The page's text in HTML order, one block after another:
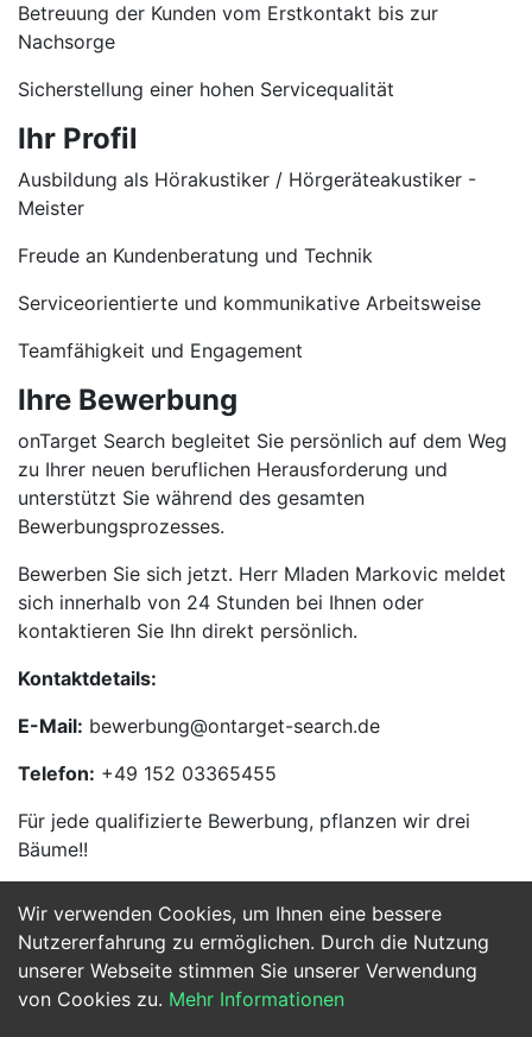
Wir verwenden Cookies, um Ihnen eine bessere
Nutzererfahrung zu ermöglichen. Durch die Nutzung
unserer Webseite stimmen Sie unserer Verwendung
von Cookies zu. Mehr Informationen
Betreuung der Kunden vom Erstkontakt bis zur
Nachsorge
Sicherstellung einer hohen Servicequalität
Ihr Profil
Ausbildung als Hörakustiker / Hörgeräteakustiker -
Meister
Freude an Kundenberatung und Technik
Serviceorientierte und kommunikative Arbeitsweise
Teamfähigkeit und Engagement
Ihre Bewerbung
onTarget Search begleitet Sie persönlich auf dem Weg
zu Ihrer neuen beruflichen Herausforderung und
unterstützt Sie während des gesamten
Bewerbungsprozesses.
Bewerben Sie sich jetzt. Herr Mladen Markovic meldet
sich innerhalb von 24 Stunden bei Ihnen oder
kontaktieren Sie Ihn direkt persönlich.
Kontaktdetails:
E-Mail: bewerbung@ontarget-search.de
Telefon: +49 152 03365455
Für jede qualifizierte Bewerbung, pflanzen wir drei
Bäume!!
Jetzt Bewerben